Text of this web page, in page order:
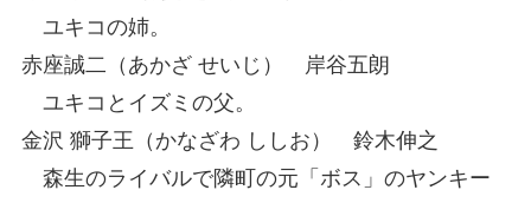
ユキコの姉。
赤座誠二（あかざ せいじ） 岸谷五朗
ユキコとイズミの父。
金沢 獅子王（かなざわ ししお） 鈴木伸之
森生のライバルで隣町の元「ボス」のヤンキー